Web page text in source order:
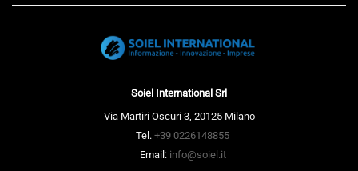
Soiel International Srl
Via Martiri Oscuri 3, 20125 Milano
Tel. +39 0226148855
Email: info@soiel.it